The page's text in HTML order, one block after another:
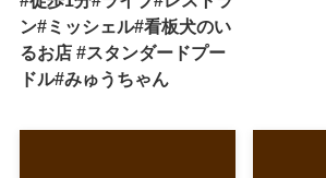
ン#ミッシェル#看板犬のい
るお店 #スタンダードプー
ドル#みゅうちゃん